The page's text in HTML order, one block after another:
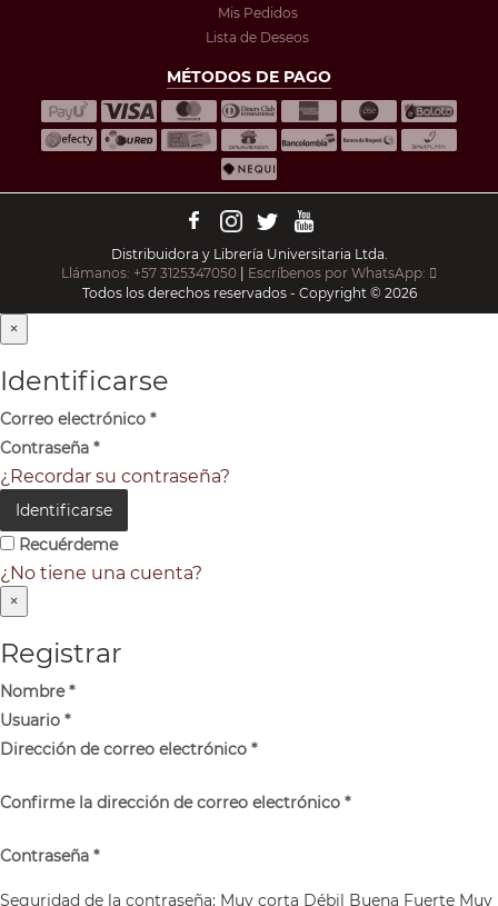
Mis Pedidos
Lista de Deseos
MÉTODOS DE PAGO
Distribuidora y Librería Universitaria Ltda.
Llámanos: +57 3125347050 | Escríbenos por WhatsApp:
Todos los derechos reservados - Copyright © 2026
×
Identificarse
Correo electrónico *
Contraseña *
¿Recordar su contraseña?
Identificarse
Recuérdeme
¿No tiene una cuenta?
×
Registrar
Nombre*
Usuario *
Dirección de correo electrónico *
Confirme la dirección de correo electrónico *
Contraseña *
Seguridad de la contraseña: Muy corta Débil Buena Fuerte Muy